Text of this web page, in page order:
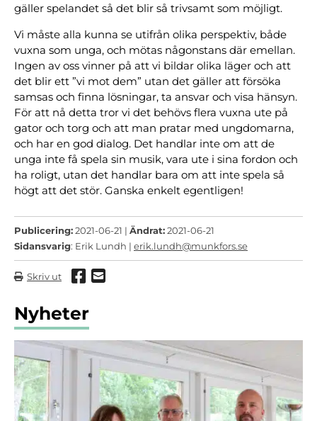
gäller spelandet så det blir så trivsamt som möjligt.
Vi måste alla kunna se utifrån olika perspektiv, både
vuxna som unga, och mötas någonstans där emellan.
Ingen av oss vinner på att vi bildar olika läger och att
det blir ett ”vi mot dem” utan det gäller att försöka
samsas och finna lösningar, ta ansvar och visa hänsyn.
För att nå detta tror vi det behövs flera vuxna ute på
gator och torg och att man pratar med ungdomarna,
och har en god dialog. Det handlar inte om att de
unga inte få spela sin musik, vara ute i sina fordon och
ha roligt, utan det handlar bara om att inte spela så
högt att det stör. Ganska enkelt egentligen!
Publicering:2021-06-21 | Ändrat:2021-06-21
Sidansvarig: Erik Lundh | erik.lundh@munkfors.se
Skriv ut Dela via Facebook
Dela via mail
Nyheter